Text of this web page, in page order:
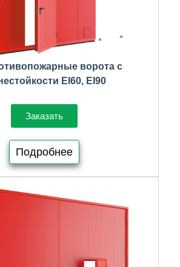
ворота с
EI60, EI90
Заказать
Подробнее